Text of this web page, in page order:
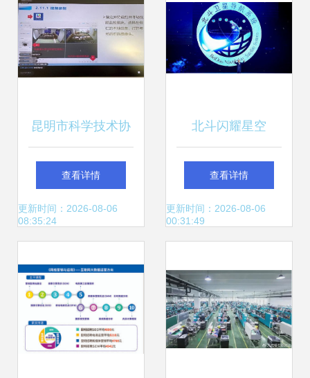
与安全播出调研侧
记
昆明市科学技术协
会携手昆明网络技
术服务，共促科技
查看详情
更新时间：2026-08-06
08:35:24
北斗闪耀星空
2018年18颗卫星全
球组网，昆明网络
查看详情
更新时间：2026-08-06
00:31:49